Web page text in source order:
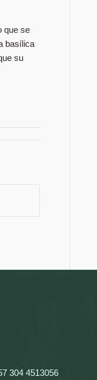
que se
basílica
su
304 4513056